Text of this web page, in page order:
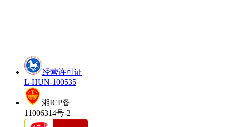
经营许可证
L-HUN-100535
湘ICP备
11006314号-2